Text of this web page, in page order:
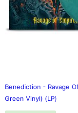
Benediction - Ravage
Green Vinyl) (LP)